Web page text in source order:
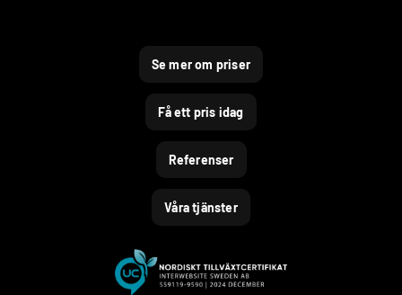
Se mer om priser
Få ett pris idag
Referenser
Våra tjänster